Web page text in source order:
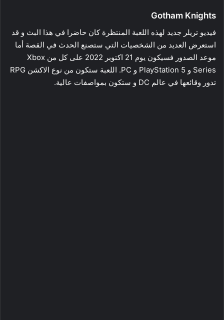
Gotham Knights
فيديو تريلر جديد لهذه اللعبة المنتظرة كان حاضرا في هذا البث و قد
استعرض العديد من الشخصيات التي ستصنع الحدث في القصة أما
موعد الصدور فسيكون يوم 21 اكتوبر 2022 على كل من Xbox
Series و PlayStation 5 و PC. اللعبة ستكون من نوع الاكشن RPG
تدور وقائعها في عالم DC و ستكون بمواصفات عالية.